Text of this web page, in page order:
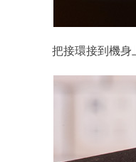
把接環接到機身